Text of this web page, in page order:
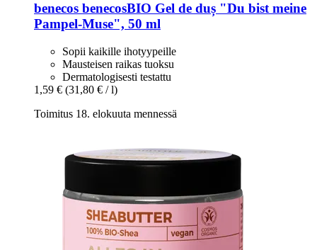
benecos benecosBIO Gel de duș "Du bist meine
Pampel-​Muse", 50 ml
Sopii kaikille ihotyypeille
Mausteisen raikas tuoksu
Dermatologisesti testattu
1,59 € (31,80 € / l)
Toimitus 18. elokuuta mennessä